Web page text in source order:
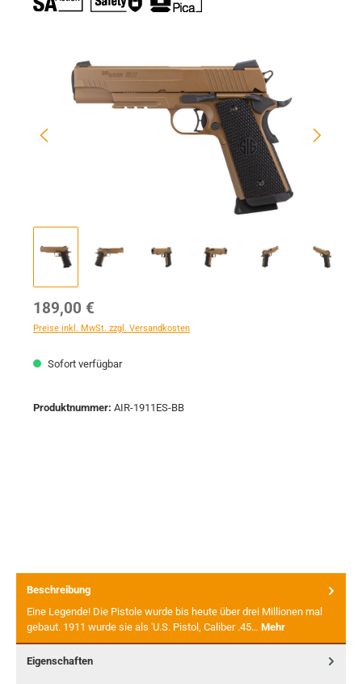
Regulärer Preis:
189,00 €
Preise inkl. MwSt. zzgl. Versandkosten
Sofort verfügbar
Produktnummer: AIR-1911ES-BB
Beschreibung
Eine Legende! Die Pistole wurde bis heute über drei Millionen mal
gebaut. 1911 wurde sie als 'U.S. Pistol, Caliber .45… Mehr
Eigenschaften